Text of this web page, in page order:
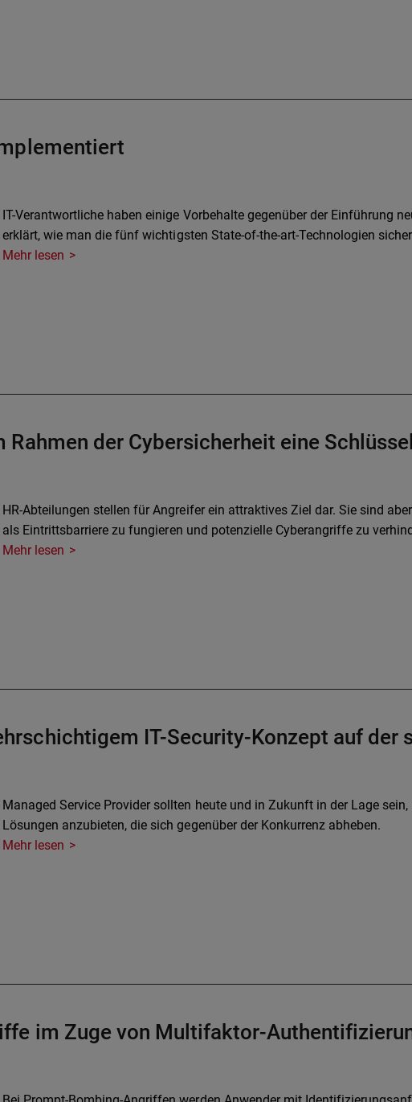
IT-Verantwortliche haben einige Vorbehalte gegenüber der Einführung
erklärt, wie man die fünf wichtigsten State-of-the-art-Technologien
Mehr lesen
der Cybersicherheit eine
HR-Abteilungen stellen für Angreifer ein attraktives Ziel dar. Sie sind
als Eintrittsbarriere zu fungieren und potenzielle Cyberangriffe zu
Mehr lesen
IT-Security-Konzept auf der
Managed Service Provider sollten heute und in Zukunft in der Lage
Lösungen anzubieten, die sich gegenüber der Konkurrenz abheben.
Mehr lesen
im Zuge von Multifaktor-